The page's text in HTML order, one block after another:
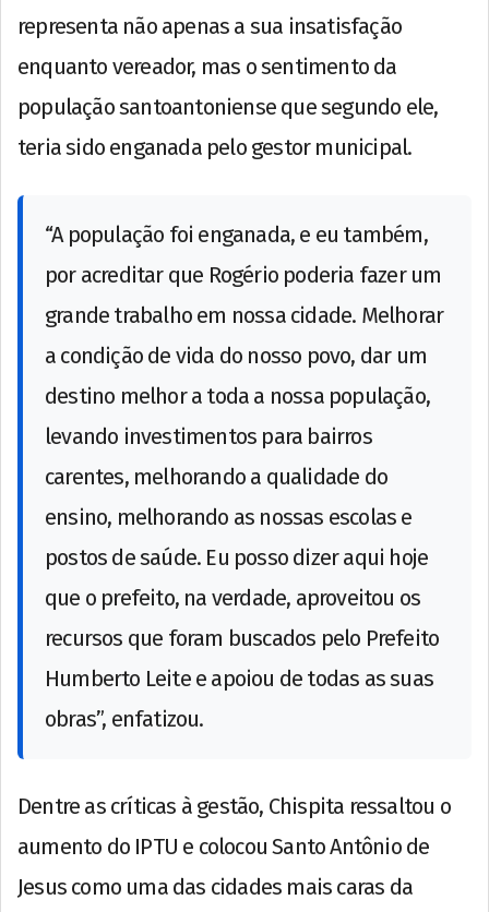
representa não apenas a sua insatisfação
enquanto vereador, mas o sentimento da
população santoantoniense que segundo ele,
teria sido enganada pelo gestor municipal.
“A população foi enganada, e eu também,
por acreditar que Rogério poderia fazer um
grande trabalho em nossa cidade. Melhorar
a condição de vida do nosso povo, dar um
destino melhor a toda a nossa população,
levando investimentos para bairros
carentes, melhorando a qualidade do
ensino, melhorando as nossas escolas e
postos de saúde. Eu posso dizer aqui hoje
que o prefeito, na verdade, aproveitou os
recursos que foram buscados pelo Prefeito
Humberto Leite e apoiou de todas as suas
obras”, enfatizou.
Dentre as críticas à gestão, Chispita ressaltou o
aumento do IPTU e colocou Santo Antônio de
Jesus como uma das cidades mais caras da